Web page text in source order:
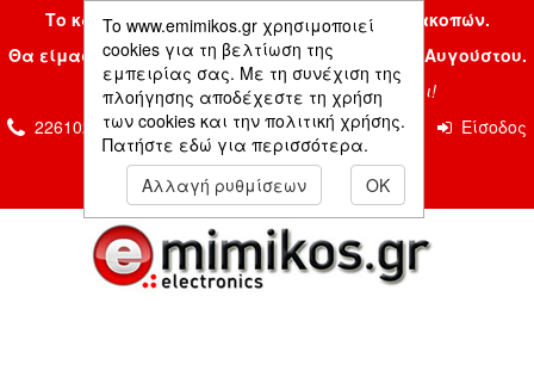
To www.emimikos.gr χρησιμοποιεί
cookies για τη βελτίωση της
εμπειρίας σας. Με τη συνέχιση της
πλοήγησης αποδέχεστε τη χρήση
των cookies και την πολιτική χρήσης.
Πατήστε εδώ για περισσότερα.
Αλλαγή ρυθμίσεων
OK
Το κατάστημα μας είναι κλειστό λόγω διακοπών.
Θα είμαστε και πάλι μαζί σας την Δευτέρα 24 Αυγούστου.
Σας ευχόμαστε ένα όμορφο καλοκαίρι!
2261026435 & 2261081666
Επικοινωνία
Είσοδος
Μέλους